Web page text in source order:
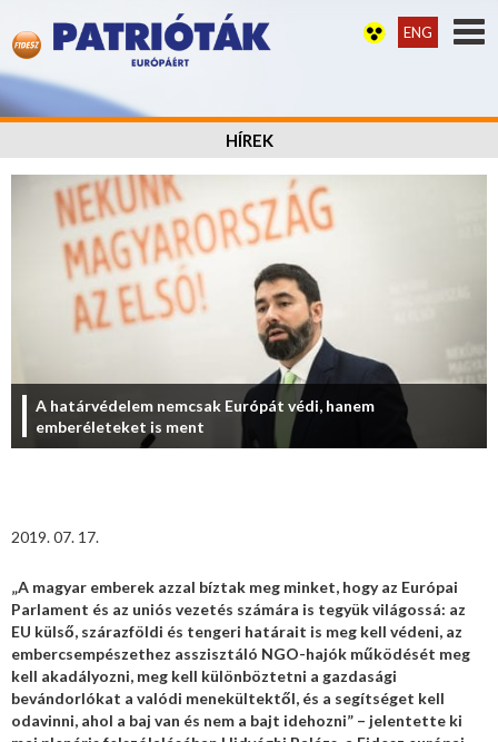
ENG
HÍREK
A határvédelem nemcsak Európát védi, hanem
emberéleteket is ment
2019. 07. 17.
„A magyar emberek azzal bíztak meg minket, hogy az Európai
Parlament és az uniós vezetés számára is tegyük világossá: az
EU külső, szárazföldi és tengeri határait is meg kell védeni, az
embercsempészethez asszisztáló NGO-hajók működését meg
kell akadályozni, meg kell különböztetni a gazdasági
bevándorlókat a valódi menekültektől, és a segítséget kell
odavinni, ahol a baj van és nem a bajt idehozni” – jelentette ki